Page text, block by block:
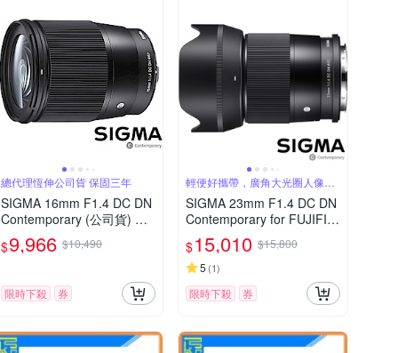
總代理恆伸公司貨 保固三年
SIGMA 16mm F1.4 DC DN
Contemporary (公司貨) 廣
角大光圈定焦鏡 人像鏡 AP
S-C 無反微單眼專用鏡頭
$9,966 $10,490
限時下殺 券
輕便好攜帶，廣角大光圈人像
鏡，美麗淺景深
SIGMA 23mm F1.4 DC DN
Contemporary for FUJIFIL
M X 富士接環 (公司貨) 廣角
大光圈定焦鏡 人像鏡 APS-
C 無反微單眼專用鏡頭
$15,010 $15,800
5 (1)
限時下殺 券